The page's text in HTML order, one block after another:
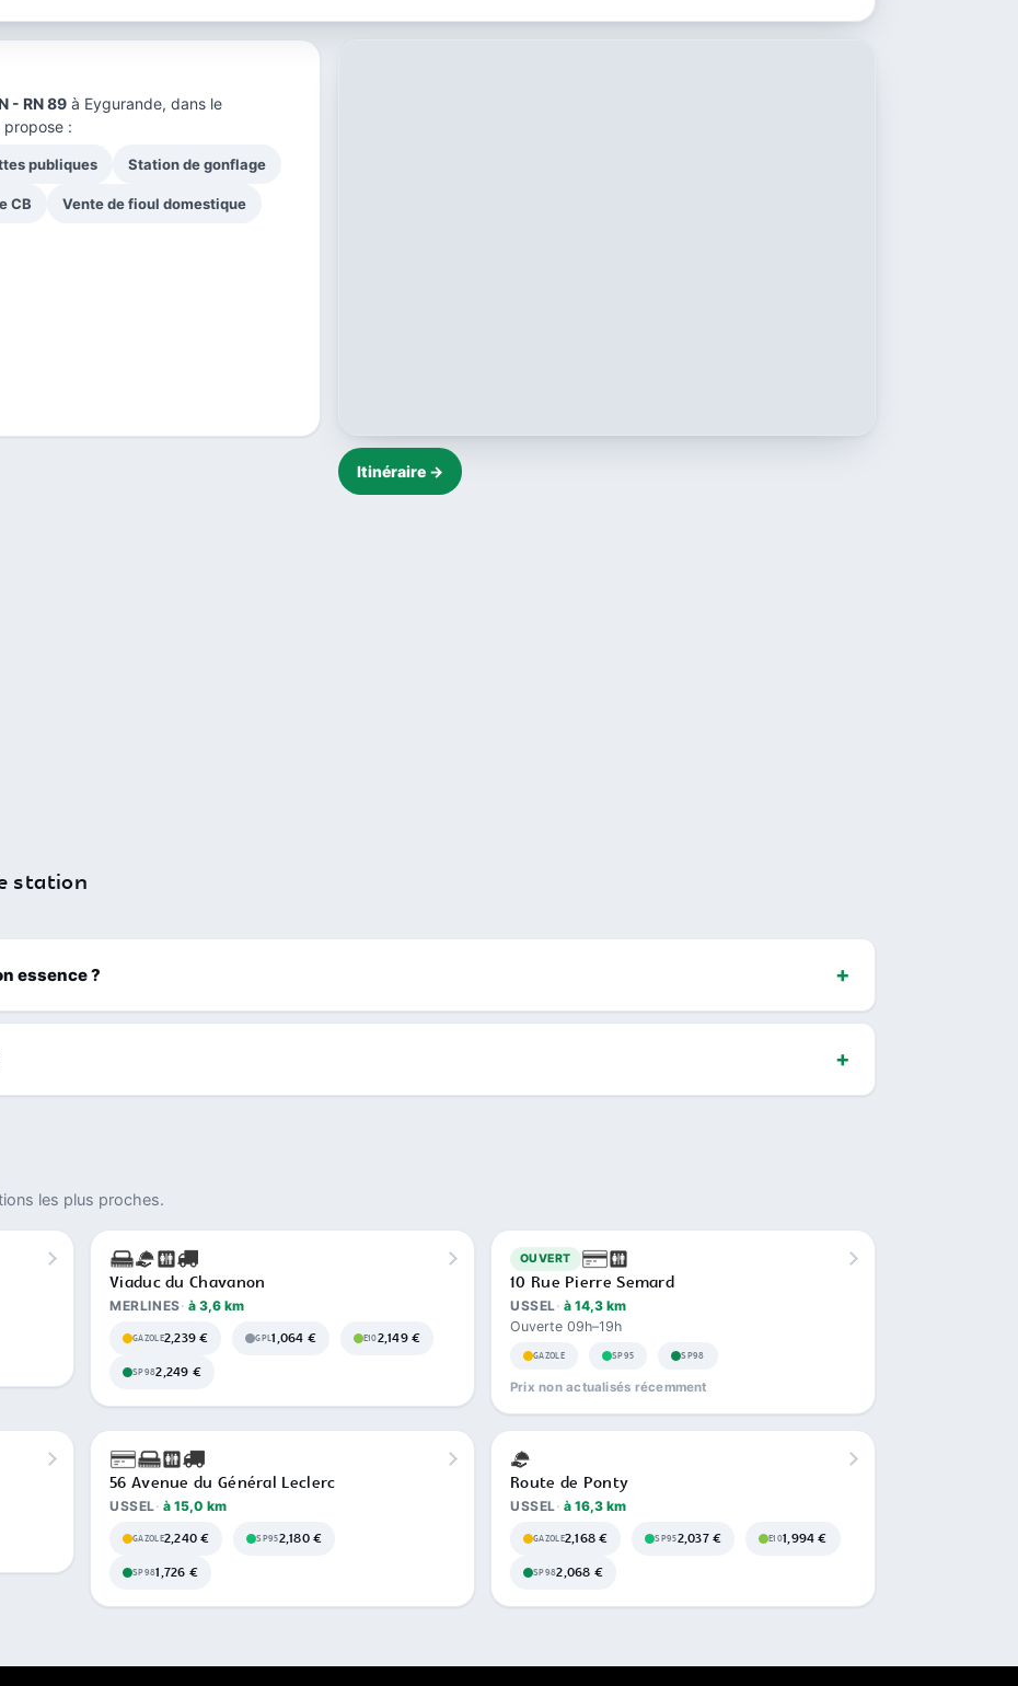
- RN 89 à Eygurande, dans le
propose :
publiques Station de gonflage
CB Vente de fioul domestique
Itinéraire →
station
essence ?
les plus proches.
Viaduc du Chavanon
MERLINES à 3,6 km
GAZOLE2,239 € GPL1,064 € E102,149 €
SP982,249 €
OUVERT
10 Rue Pierre Semard
USSEL à 14,3 km
Ouverte 09h–19h
GAZOLE SP95 SP98
Prix non actualisés récemment
56 Avenue du Général Leclerc
USSEL à 15,0 km
GAZOLE2,240 € SP952,180 €
SP981,726 €
Route de Ponty
USSEL à 16,3 km
GAZOLE2,168 € SP952,037 € E101,994 €
SP982,068 €